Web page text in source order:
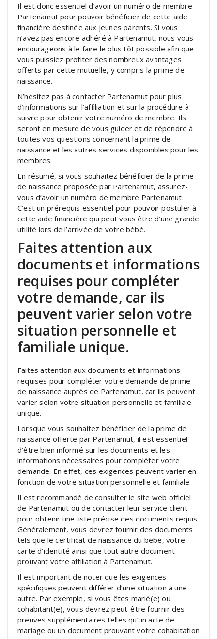
Il est donc essentiel d’avoir un numéro de membre
Partenamut pour pouvoir bénéficier de cette aide
financière destinée aux jeunes parents. Si vous
n’avez pas encore adhéré à Partenamut, nous vous
encourageons à le faire le plus tôt possible afin que
vous puissiez profiter des nombreux avantages
offerts par cette mutuelle, y compris la prime de
naissance.
N’hésitez pas à contacter Partenamut pour plus
d’informations sur l’affiliation et sur la procédure à
suivre pour obtenir votre numéro de membre. Ils
seront en mesure de vous guider et de répondre à
toutes vos questions concernant la prime de
naissance et les autres services disponibles pour les
membres.
En résumé, si vous souhaitez bénéficier de la prime
de naissance proposée par Partenamut, assurez-
vous d’avoir un numéro de membre Partenamut.
C’est un prérequis essentiel pour pouvoir postuler à
cette aide financière qui peut vous être d’une grande
utilité lors de l’arrivée de votre bébé.
Faites attention aux
documents et informations
requises pour compléter
votre demande, car ils
peuvent varier selon votre
situation personnelle et
familiale unique.
Faites attention aux documents et informations
requises pour compléter votre demande de prime
de naissance auprès de Partenamut, car ils peuvent
varier selon votre situation personnelle et familiale
unique.
Lorsque vous souhaitez bénéficier de la prime de
naissance offerte par Partenamut, il est essentiel
d’être bien informé sur les documents et les
informations nécessaires pour compléter votre
demande. En effet, ces exigences peuvent varier en
fonction de votre situation personnelle et familiale.
Il est recommandé de consulter le site web officiel
de Partenamut ou de contacter leur service client
pour obtenir une liste précise des documents requis.
Généralement, vous devrez fournir des documents
tels que le certificat de naissance du bébé, votre
carte d’identité ainsi que tout autre document
prouvant votre affiliation à Partenamut.
Il est important de noter que les exigences
spécifiques peuvent différer d’une situation à une
autre. Par exemple, si vous êtes marié(e) ou
cohabitant(e), vous devrez peut-être fournir des
preuves supplémentaires telles qu’un acte de
mariage ou un document prouvant votre cohabitation